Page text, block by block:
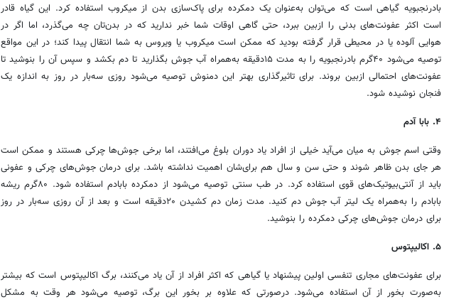
بادرنجبویه گیاهی است که می‌توان به‌عنوان یک دمکرده برای پاک‌سازی بدن از میکروب استفاده کرد. این گیاه قادر
است اکثر عفونت‌های بدنی را ازبین ببرد، حتی گاهی اوقات شما خبر ندارید که در بدن‌تان چه می‌گذرد، اما اگر در
هوایی آلوده یا در محیطی قرار گرفته بودید که ممکن است میکروب یا ویروس به شما انتقال پیدا کند؛ در این مواقع
توصیه می‌شود ۴۰‌گرم بادرنجبویه را به مدت ۱۵‌دقیقه به‌همراه آب جوش بگذارید تا دم بکشد و سپس آن را بنوشید تا
عفونت‌های احتمالی ازبین بروند. برای تاثیرگذاری بهتر این دمنوش توصیه می‌شود روزی سه‌بار در روز به اندازه یک
فنجان نوشیده شود.
۴. بابا آدم
وقتی اسم جوش به میان می‌آید خیلی از افراد یاد دوران بلوغ می‌افتند، اما برخی جوش‌ها چرکی هستند و ممکن است
هر جای بدن ظاهر شوند و حتی سن و سال هم برای‌شان اهمیت نداشته باشد. برای درمان جوش‌های چرکی و عفونی
باید از آنتی‌بیوتیک‌های قوی استفاده کرد. در طب سنتی توصیه می‌شود از دمکرده بابادم استفاده شود. ۸۰‌گرم ریشه
بابادم را به‌همراه یک لیتر آب جوش دم کنید. مدت زمان دم کشیدن ۲۰‌دقیقه است و بعد از آن روزی سه‌بار در روز
‌برای درمان جوش‌های چرکی دمکرده را بنوشید.
۵. اکالیپتوس
برای عفونت‌های مجاری تنفسی اولین پیشنهاد یا گیاهی که اکثر افراد از آن یاد می‌کنند، برگ اکالیپتوس است که بیشتر
به‌صورت بخور از آن استفاده می‌شود. درصورتی که علاوه بر بخور این برگ‌، توصیه می‌شود هر وقت به مشکل